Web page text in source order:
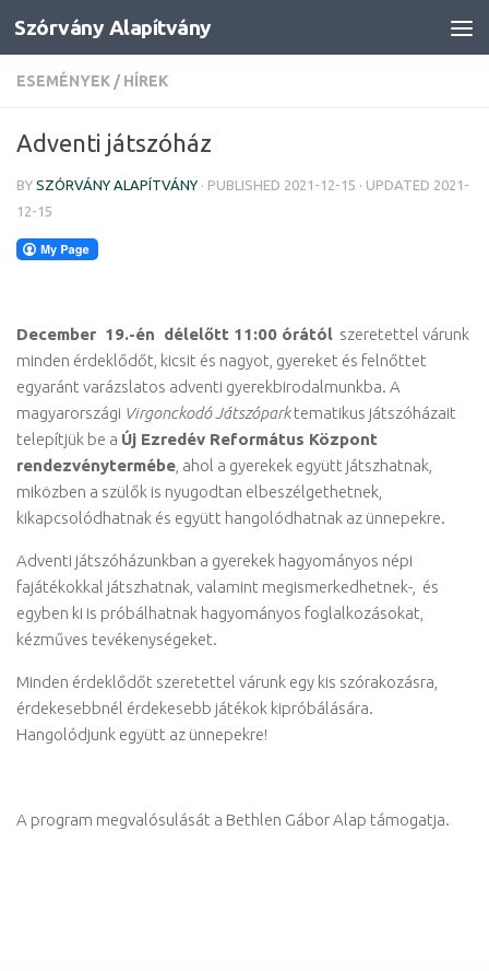
Skip to content
Szórvány Alapítvány
ESEMÉNYEK / HÍREK
Adventi játszóház
BY SZÓRVÁNY ALAPÍTVÁNY · PUBLISHED 2021-12-15 · UPDATED 2021-
12-15
December 19.-én délelőtt 11:00 órától szeretettel várunk
minden érdeklődőt, kicsit és nagyot, gyereket és felnőttet
egyaránt varázslatos adventi gyerekbirodalmunkba. A
magyarországi Virgonckodó Játszóparktematikus játszóházait
telepítjük be a Új Ezredév Református Központ
rendezvénytermébe , ahol a gyerekek együtt játszhatnak,
miközben a szülők is nyugodtan elbeszélgethetnek,
kikapcsolódhatnak és együtt hangolódhatnak az ünnepekre.
Adventi játszóházunkban a gyerekek hagyományos népi
fajátékokkal játszhatnak, valamint megismerkedhetnek-, és
egyben ki is próbálhatnak hagyományos foglalkozásokat,
kézműves tevékenységeket.
Minden érdeklődőt szeretettel várunk egy kis szórakozásra,
érdekesebbnél érdekesebb játékok kipróbálására.
Hangolódjunk együtt az ünnepekre!
A program megvalósulását a Bethlen Gábor Alap támogatja.